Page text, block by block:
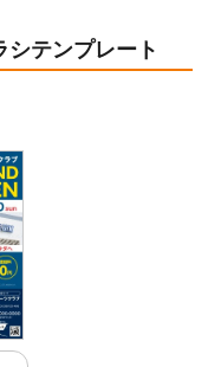
テンプレート